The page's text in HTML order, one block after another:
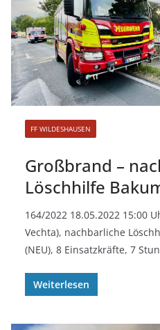
FF WILDESHAUSEN
Großbrand –
Löschhilfe
164/2022 18.05.2022 15:00
Vechta), nachbarliche
(NEU), 8 Einsatzkräfte, 7
Weiterlesen